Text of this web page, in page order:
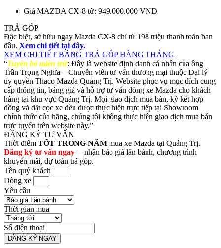
Giá MAZDA CX-8 từ: 949.000.000 VNĐ
TRẢ GÓP
Đặc biệt, sở hữu ngay Mazda CX-8 chỉ từ 198 triệu thanh toán ban
đầu. Xem chi tiết tại đây.
XEM CHI TIẾT BẢNG TRẢ GÓP HÀNG THÁNG
“Tuyên bố miễn trừ: Đây là website định danh cá nhân của ông
Trần Trọng Nghĩa – Chuyên viên tư vấn thương mại thuộc Đại lý
ủy quyền Thaco Mazda Quảng Trị. Website phục vụ mục đích cung
cấp thông tin, bảng giá và hỗ trợ tư vấn dòng xe Mazda cho khách
hàng tại khu vực Quảng Trị. Mọi giao dịch mua bán, ký kết hợp
đồng và đặt cọc xe đều được thực hiện trực tiếp tại Showroom
chính thức của hãng, chúng tôi không thực hiện giao dịch mua bán
trực tuyến trên website này.”
ĐĂNG KÝ TƯ VẤN
Thời điểm TỐT TRONG NĂM mua xe Mazda tại Quảng Trị.
Đăng ký tư vấn ngay – nhận báo giá lăn bánh, chương trình
khuyến mãi, dự toán trả góp.
Tên quý khách
Dòng xe
Yêu cầu
Thời gian mua
Số điện thoại
ĐĂNG KÝ NGAY